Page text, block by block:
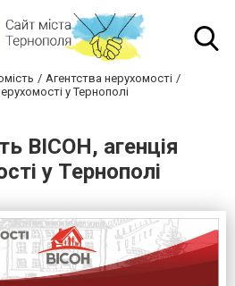
Агентства нерухомості
у Тернополі
ВІСОН, агенція
у Тернополі